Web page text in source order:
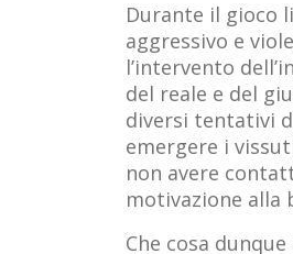
Durante il gioco
aggressivo e
l’intervento
del reale e del
diversi tentativi
emergere i
non avere
motivazione alla
Che cosa